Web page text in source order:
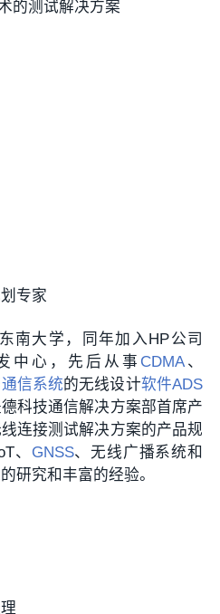
的测试解决方案
专家
南大学，同年加入HP公司
中心，先后从事 CDMA、
通信系统的无线设计软件ADS
科技通信解决方案部首席产
连接测试解决方案的产品规
、 GNSS、无线广播系统和
研究和丰富的经验。